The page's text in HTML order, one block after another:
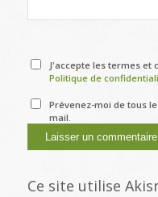
J'accepte les termes et
Politique de
Prévenez-moi de tous
mail.
Ce site utilise